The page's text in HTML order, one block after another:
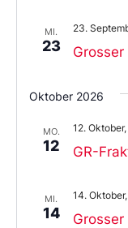
MI.
23
23.
Oktober 2026
MO.
12 GR-
12. Oktober,
MI.
14 Grosser
14.